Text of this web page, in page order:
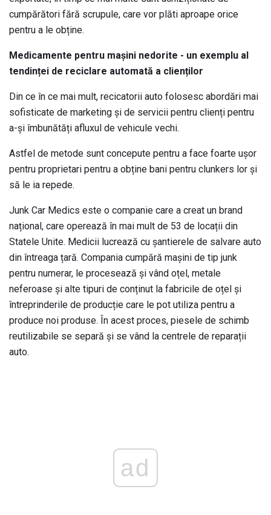
cumpărători fără scrupule, care vor plăti aproape orice
pentru a le obține.
Medicamente pentru mașini nedorite - un exemplu al
tendinței de reciclare automată a clienților
Din ce în ce mai mult, recicatorii auto folosesc abordări mai
sofisticate de marketing și de servicii pentru clienți pentru
a-și îmbunătăți afluxul de vehicule vechi.
Astfel de metode sunt concepute pentru a face foarte ușor
pentru proprietari pentru a obține bani pentru clunkers lor și
să le ia repede.
Junk Car Medics este o companie care a creat un brand
național, care operează în mai mult de 53 de locații din
Statele Unite. Medicii lucrează cu șantierele de salvare auto
din întreaga țară. Compania cumpără mașini de tip junk
pentru numerar, le procesează și vând oțel, metale
neferoase și alte tipuri de conținut la fabricile de oțel și
întreprinderile de producție care le pot utiliza pentru a
produce noi produse. În acest proces, piesele de schimb
reutilizabile se separă și se vând la centrele de reparații
auto.
ad